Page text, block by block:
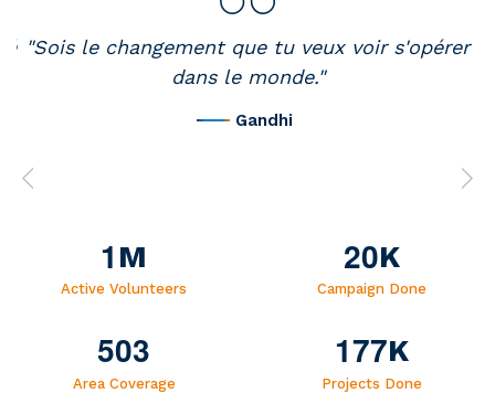
"Sois le changement que tu veux voir s'opérer
dans le monde."
Gandhi
1 M
Active Volunteers
20K
Campaign Done
503
Area Coverage
177K
Projects Done